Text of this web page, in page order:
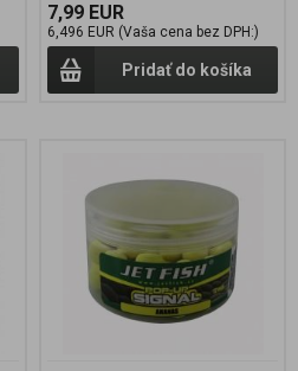
7,99 EUR
6,496 EUR (Vaša cena bez DPH:)
Pridať do košíka